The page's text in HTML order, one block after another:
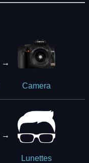
→
Camera
→
Lunettes